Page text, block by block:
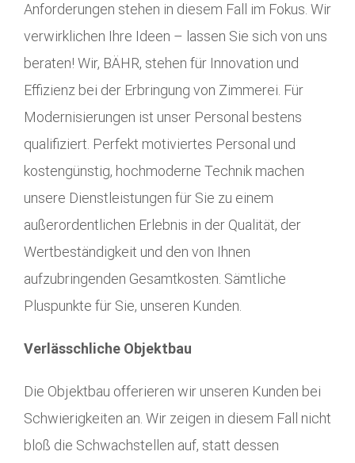
Anforderungen stehen in diesem Fall im Fokus. Wir
verwirklichen Ihre Ideen – lassen Sie sich von uns
beraten! Wir, BÄHR, stehen für Innovation und
Effizienz bei der Erbringung von Zimmerei. Für
Modernisierungen ist unser Personal bestens
qualifiziert. Perfekt motiviertes Personal und
kostengünstig, hochmoderne Technik machen
unsere Dienstleistungen für Sie zu einem
außerordentlichen Erlebnis in der Qualität, der
Wertbeständigkeit und den von Ihnen
aufzubringenden Gesamtkosten. Sämtliche
Pluspunkte für Sie, unseren Kunden.
Verlässchliche Objektbau
Die Objektbau offerieren wir unseren Kunden bei
Schwierigkeiten an. Wir zeigen in diesem Fall nicht
bloß die Schwachstellen auf, statt dessen